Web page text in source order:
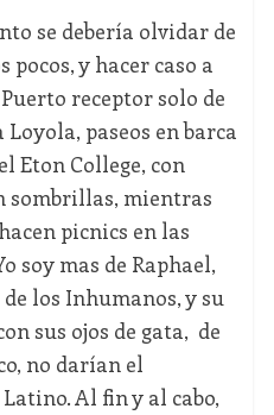
se debería olvidar de
y hacer caso a
receptor solo de
paseos en barca
Eton College, con
sombrillas, mientras
picnics en las
soy mas de Raphael,
los Inhumanos, y su
sus ojos de gata, de
no darían el
Al fin y al cabo,